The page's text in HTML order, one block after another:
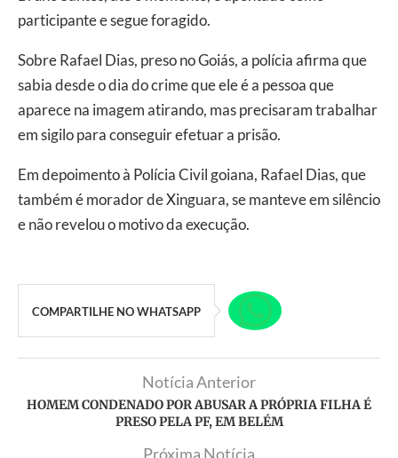
participante e segue foragido.
Sobre Rafael Dias, preso no Goiás, a polícia afirma que
sabia desde o dia do crime que ele é a pessoa que
aparece na imagem atirando, mas precisaram trabalhar
em sigilo para conseguir efetuar a prisão.
Em depoimento à Polícia Civil goiana, Rafael Dias, que
também é morador de Xinguara, se manteve em silêncio
e não revelou o motivo da execução.
COMPARTILHE NO WHATSAPP
Notícia Anterior
HOMEM CONDENADO POR ABUSAR A PRÓPRIA FILHA É
PRESO PELA PF, EM BELÉM
Próxima Notícia